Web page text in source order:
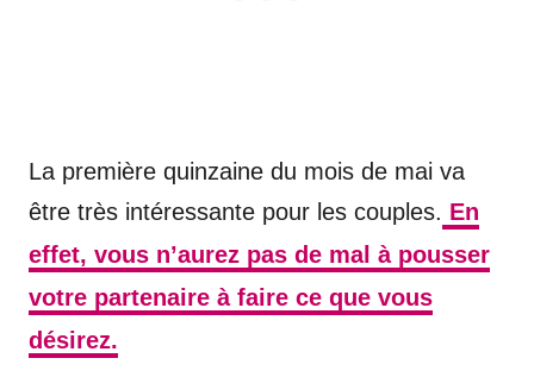
La première quinzaine du mois de mai va
être très intéressante pour les couples. En
effet, vous n’aurez pas de mal à pousser
votre partenaire à faire ce que vous
désirez.